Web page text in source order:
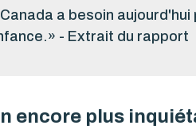
a besoin
- Extrait du rapport
encore plus